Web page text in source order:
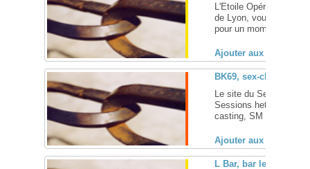
L'Etoile Opéra, votre
de Lyon, vous
pour un moment de
Ajouter aux favoris
BK69, sex-club gay-
Le site du Sexe Klub
Sessions hetero / Bi /
casting, SM ... [
Ajouter aux favoris
L Bar, bar lesbien –